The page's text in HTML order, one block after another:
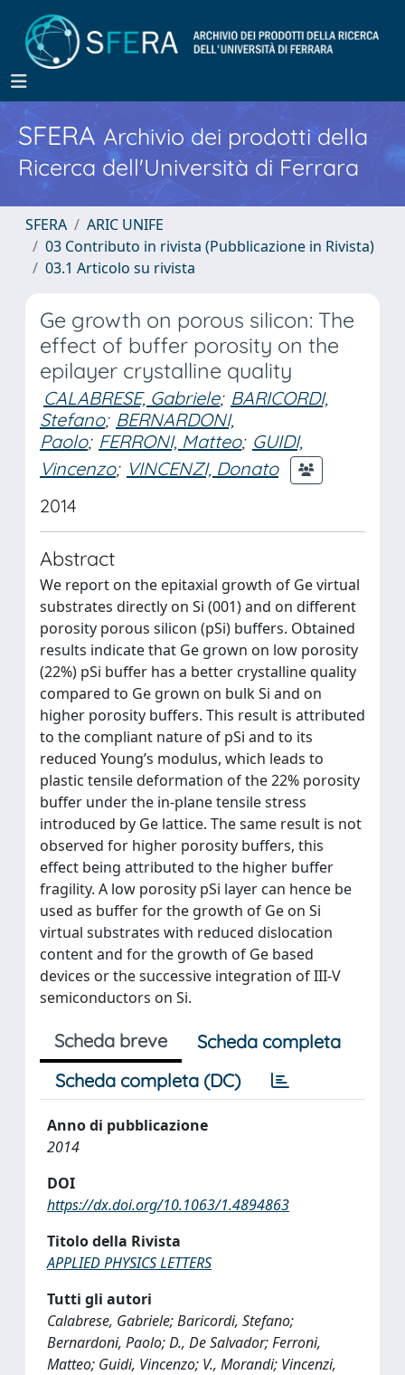
SFERA Archivio dei prodotti della
Ricerca dell'Università di Ferrara
SFERA
ARIC UNIFE
03 Contributo in rivista (Pubblicazione in Rivista)
03.1 Articolo su rivista
Ge growth on porous silicon: The
effect of buffer porosity on the
epilayer crystalline quality
CALABRESE, Gabriele; BARICORDI,
Stefano; BERNARDONI,
Paolo; FERRONI, Matteo; GUIDI,
Vincenzo; VINCENZI, Donato
2014
Abstract
We report on the epitaxial growth of Ge virtual
substrates directly on Si (001) and on different
porosity porous silicon (pSi) buffers. Obtained
results indicate that Ge grown on low porosity
(22%) pSi buffer has a better crystalline quality
compared to Ge grown on bulk Si and on
higher porosity buffers. This result is attributed
to the compliant nature of pSi and to its
reduced Young’s modulus, which leads to
plastic tensile deformation of the 22% porosity
buffer under the in-plane tensile stress
introduced by Ge lattice. The same result is not
observed for higher porosity buffers, this
effect being attributed to the higher buffer
fragility. A low porosity pSi layer can hence be
used as buffer for the growth of Ge on Si
virtual substrates with reduced dislocation
content and for the growth of Ge based
devices or the successive integration of III-V
semiconductors on Si.
Scheda breve
Scheda completa
Scheda completa (DC)
Anno di pubblicazione
2014
DOI
https://dx.doi.org/10.1063/1.4894863
Titolo della Rivista
APPLIED PHYSICS LETTERS
Tutti gli autori
Calabrese, Gabriele; Baricordi, Stefano;
Bernardoni, Paolo; D., De Salvador; Ferroni,
Matteo; Guidi, Vincenzo; V., Morandi; Vincenzi,